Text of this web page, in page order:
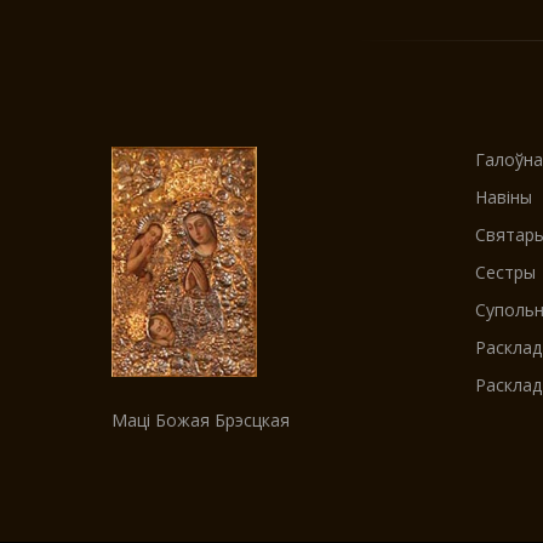
Маці Божая Брэсцкая
Навіны
Cестры